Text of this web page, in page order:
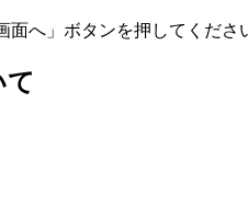
面へ」ボタンを押してくださ
て